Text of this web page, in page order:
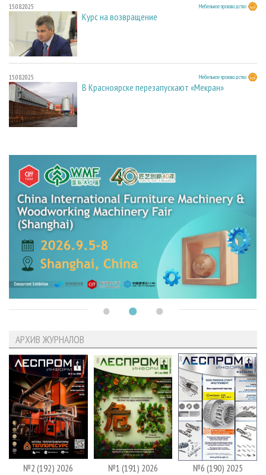
15.08.2025 Мебельное производство
Курс на возвращение
15.08.2025 Мебельное производство
В Красноярске перезапускают «Мекран»
АРХИВ ЖУРНАЛОВ
№2 (192) 2026 №1 (191) 2026 №6 (190) 2025